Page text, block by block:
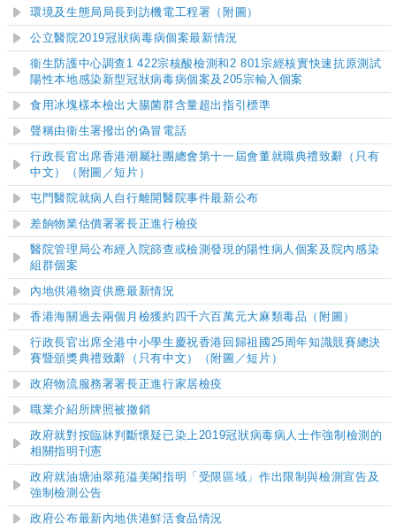
環境及生態局局長到訪機電工程署（附圖）
公立醫院2019冠狀病毒病個案最新情況
衞生防護中心調查1 422宗核酸檢測和2 801宗經核實快速抗原測試
陽性本地感染新型冠狀病毒病個案及205宗輸入個案
食用冰塊樣本檢出大腸菌群含量超出指引標準
聲稱由衞生署撥出的偽冒電話
行政長官出席香港潮屬社團總會第十一屆會董就職典禮致辭（只有
中文）（附圖／短片）
屯門醫院就病人自行離開醫院事件最新公布
差餉物業估價署署長正進行檢疫
醫院管理局公布經入院篩查或檢測發現的陽性病人個案及院內感染
組 群個案
內地供港物資供應最新情況
香港海關過去兩個月檢獲約四千六百萬元大麻類毒品（附圖）
​行政長官出席全港中小學生慶祝香港回歸祖國25周年知識競賽總決
賽暨頒獎典禮致辭（只有中文）（附圖／短片）
政府物流服務署署長正進行家居檢疫
職業介紹所牌照被撤銷
政府就對按臨牀判斷懷疑已染上2019冠狀病毒病人士作強制檢測的
相關指明刊憲
政府就油塘油翠苑溢美閣指明「受限區域」作出限制與檢測宣告及
強制檢測公告
政府公布最新內地供港鮮活食品情況